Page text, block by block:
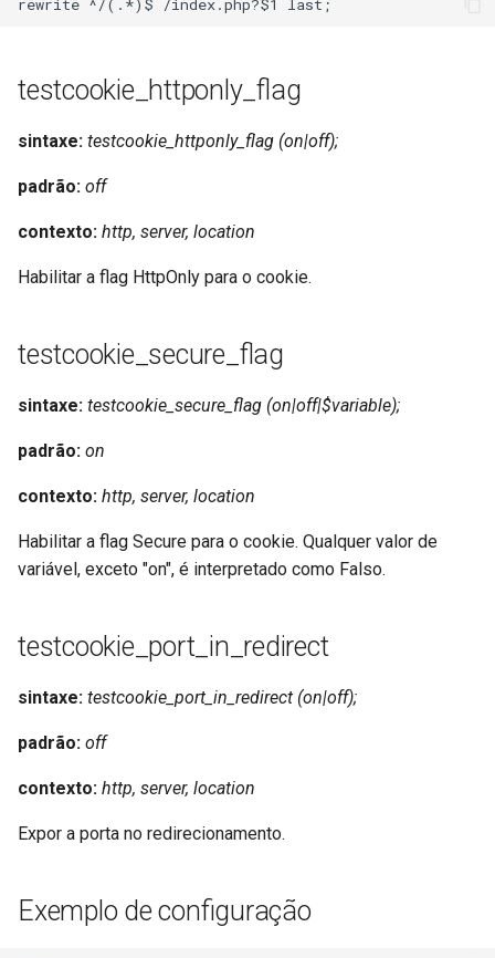
testcookie_httponly_flag
sintaxe: testcookie_httponly_flag (on|off);
padrão: off
contexto: http, server, location
Habilitar a flag HttpOnly para o cookie.
testcookie_secure_flag
sintaxe: testcookie_secure_flag (on|off|$variable);
padrão: on
contexto: http, server, location
Habilitar a flag Secure para o cookie. Qualquer valor de
variável, exceto "on", é interpretado como Falso.
testcookie_port_in_redirect
sintaxe: testcookie_port_in_redirect (on|off);
padrão: off
contexto: http, server, location
Expor a porta no redirecionamento.
Exemplo de configuração